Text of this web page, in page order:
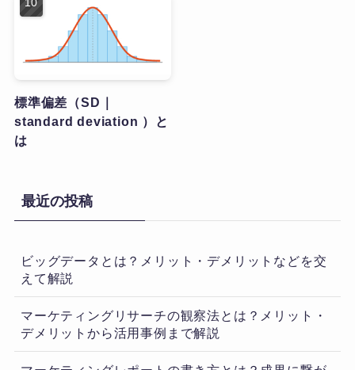
標準偏差（SD｜
standard deviation ）と
は
最近の投稿
ビッグデータとは？メリット・デメリットなどを交
えて解説
マーケティングリサーチの観察法とは？メリット・
デメリットから活用事例まで解説